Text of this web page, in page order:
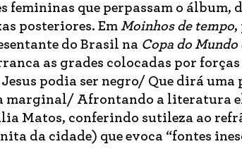
femininas que perpassam o
posteriores. Em Moinhos de tempo,
do Brasil na Copa do Mundo
as grades colocadas por
podia ser negro/ Que dirá
marginal/ Afrontando a literatura
Matos, conferindo sutileza ao
da cidade) que evoca “fontes